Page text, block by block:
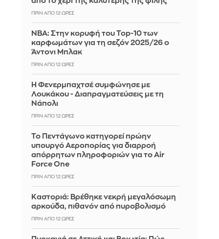
ΠΡΙΝ ΑΠΌ 12 ΏΡΕΣ
ΝΒΑ: Στην κορυφή του Top-10 των
καρφωμάτων για τη σεζόν 2025/26 ο
Άντονι Μπλακ
ΠΡΙΝ ΑΠΌ 12 ΏΡΕΣ
Η Φενερμπαχτσέ συμφώνησε με
Λουκάκου - Διαπραγματεύσεις με τη
Νάπολι
ΠΡΙΝ ΑΠΌ 12 ΏΡΕΣ
Το Πεντάγωνο κατηγορεί πρώην
υπουργό Αεροπορίας για διαρροή
απόρρητων πληροφοριών για το Air
Force One
ΠΡΙΝ ΑΠΌ 12 ΏΡΕΣ
Καστοριά: Βρέθηκε νεκρή μεγαλόσωμη
αρκούδα, πιθανόν από πυροβολισμό
ΠΡΙΝ ΑΠΌ 12 ΏΡΕΣ